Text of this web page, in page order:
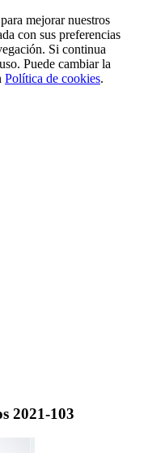
mejorar nuestros
con sus preferencias
Si continua
Puede cambiar la
Política de cookies.
2021-103